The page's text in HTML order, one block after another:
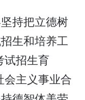
持把立德树
生和培养工
试招生育
会主义事业合